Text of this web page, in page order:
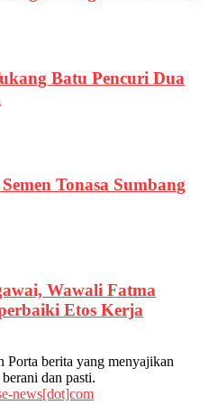
Batu Pencuri Dua
Tonasa Sumbang
Wawali Fatma
Etos Kerja
berita yang menyajikan
dan pasti.
news[dot]com